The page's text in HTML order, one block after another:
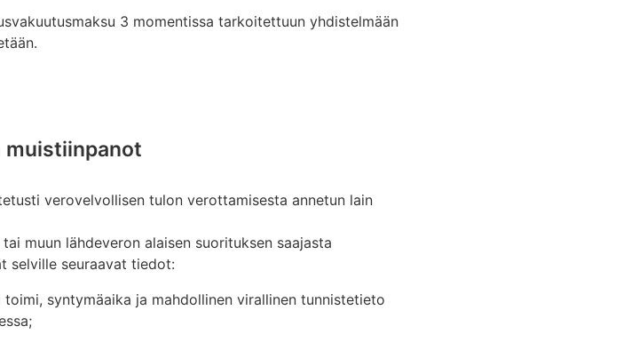
3 momentissa tarkoitettuun yhdistelmään
muistiinpanot
verovelvollisen tulon verottamisesta annetun lain
muun lähdeveron alaisen suorituksen saajasta
selville seuraavat tiedot:
syntymäaika ja mahdollinen virallinen tunnistetieto